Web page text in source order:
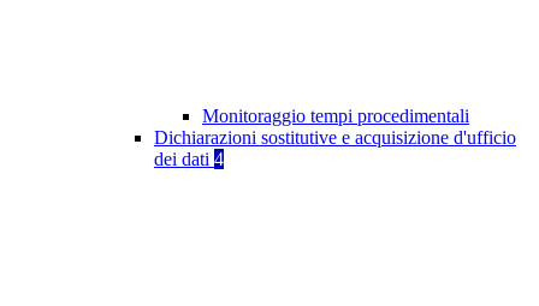
Monitoraggio tempi procedimentali
Dichiarazioni sostitutive e acquisizione d'ufficio
dei dati 4